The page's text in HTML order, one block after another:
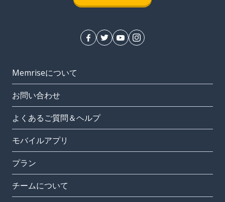
Memriseについて
お問い合わせ
よくあるご質問＆ヘルプ
モバイルアプリ
プラン
チームについて